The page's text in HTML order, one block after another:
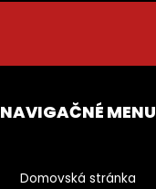
NAVIGAČNÉ MENU
Domovská stránka